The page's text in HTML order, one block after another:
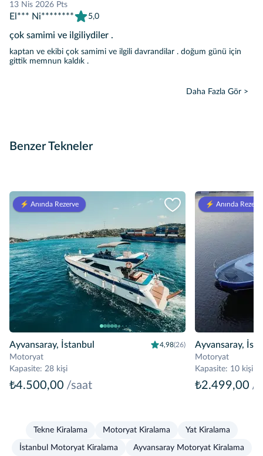
El*** Ni******** 5,0
13 Nis 2026 Pts
çok samimi ve ilgiliydiler .
kaptan ve ekibi çok samimi ve ilgili davrandilar . doğum günü için
gittik memnun kaldık .
Daha Fazla Gör >
Benzer Tekneler
⚡️ Anında Rezerve
Ayvansaray, İstanbul 4,98(26)
Motoryat
Kapasite: 28 kişi
₺4.500,00 /saat
⚡️ Anında
Ayvansaray,
Motoryat
Kapasite: 10 kişi
₺2.499,00 /
Tekne Kiralama Motoryat Kiralama Yat Kiralama
İstanbul Motoryat Kiralama Ayvansaray Motoryat Kiralama